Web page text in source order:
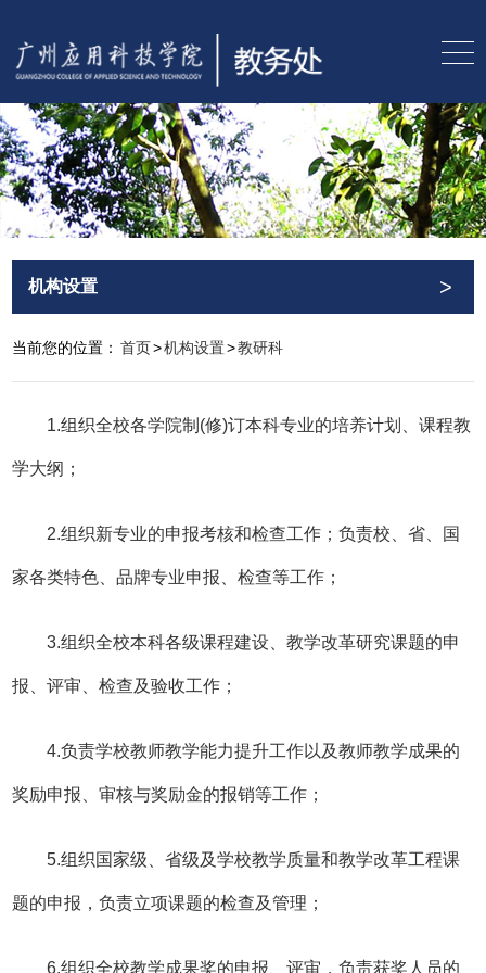
机构设置 >
当前您的位置： 首页>机构设置>教研科
1.组织全校各学院制(修)订本科专业的培养计划、课程教
学大纲；
2.组织新专业的申报考核和检查工作；负责校、省、国
家各类特色、品牌专业申报、检查等工作；
3.组织全校本科各级课程建设、教学改革研究课题的申
报、评审、检查及验收工作；
4.负责学校教师教学能力提升工作以及教师教学成果的
奖励申报、审核与奖励金的报销等工作；
5.组织国家级、省级及学校教学质量和教学改革工程课
题的申报，负责立项课题的检查及管理；
6.组织全校教学成果奖的申报、评审，负责获奖人员的